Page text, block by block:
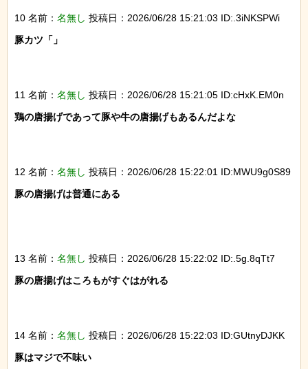
10 名前： 名無し 投稿日：2026/06/28 15:21:03 ID:.3iNKSPWi
豚カツ「」
11 名前： 名無し 投稿日：2026/06/28 15:21:05 ID:cHxK.EM0n
鶏の唐揚げであって豚や牛の唐揚げもあるんだよな
12 名前： 名無し 投稿日：2026/06/28 15:22:01 ID:MWU9g0S89
豚の唐揚げは普通にある
13 名前： 名無し 投稿日：2026/06/28 15:22:02 ID:.5g.8qTt7
豚の唐揚げはころもがすぐはがれる
14 名前： 名無し 投稿日：2026/06/28 15:22:03 ID:GUtnyDJKK
豚はマジで不味い